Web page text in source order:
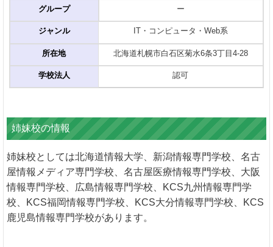
グループ
ジャンル
所在地
学校法人
ー
IT・コンピュータ・Web系
北海道札幌市白石区菊水6条3丁目4-28
認可
姉妹校の情報
姉妹校としては北海道情報大学、新潟情報専門学校、名古
屋情報メディア専門学校、名古屋医療情報専門学校、大阪
情報専門学校、広島情報専門学校、KCS九州情報専門学
校、KCS福岡情報専門学校、KCS大分情報専門学校、KCS
鹿児島情報専門学校があります。